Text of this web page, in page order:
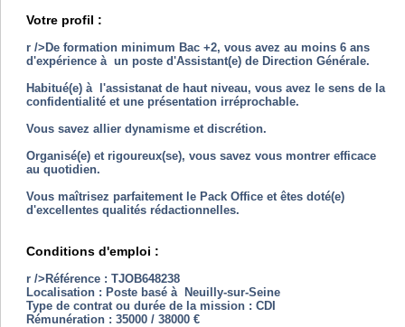
Votre profil :
r />De formation minimum Bac +2, vous avez au moins 6 ans
d'expérience à un poste d'Assistant(e) de Direction Générale.
Habitué(e) à l'assistanat de haut niveau, vous avez le sens de la
confidentialité et une présentation irréprochable.
Vous savez allier dynamisme et discrétion.
Organisé(e) et rigoureux(se), vous savez vous montrer efficace
au quotidien.
Vous maîtrisez parfaitement le Pack Office et êtes doté(e)
d'excellentes qualités rédactionnelles.
Conditions d'emploi :
r />Référence : TJOB648238
Localisation : Poste basé à Neuilly-sur-Seine
Type de contrat ou durée de la mission : CDI
Rémunération : 35000 / 38000 €